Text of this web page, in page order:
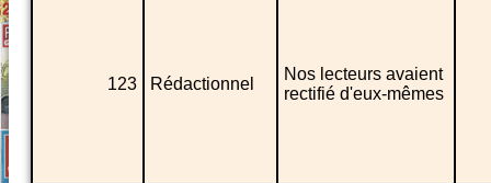
123 Rédactionnel
Nos lecteurs avaient
rectifié d'eux-mêmes